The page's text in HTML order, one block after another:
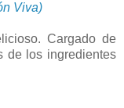
Viva)
Cargado de
los ingredientes